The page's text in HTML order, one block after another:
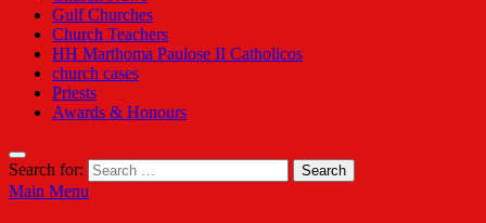
Gulf Churches
Church Teachers
HH Marthoma Paulose II Catholicos
church cases
Priests
Awards & Honours
Search for:
Main Menu